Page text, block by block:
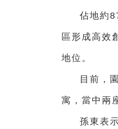
佔地約
區形成高效
地位。
目前，
寓，當中兩
孫東表